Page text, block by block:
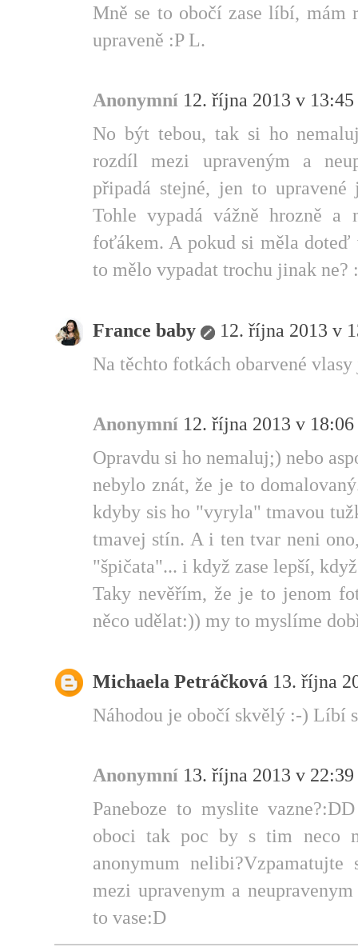
Mně se to obočí zase líbí, mám
upraveně :P L.
Anonymní 12. října 2013 v 13:45
No být tebou, tak si ho
rozdíl mezi upraveným a
připadá stejné, jen to
Tohle vypadá vážně hrozně
foťákem. A pokud si měla
to mělo vypadat trochu jinak ne?
France baby
12. října 2013 v
Na těchto fotkách obarvené
Anonymní 12. října 2013 v 18:06
Opravdu si ho nemaluj;) nebo
nebylo znát, že je to
kdyby sis ho "vyryla" tmavou
tmavej stín. A i ten tvar neni
"špičata"... i když zase lepší,
Taky nevěřím, že je to jenom
něco udělat:)) my to myslíme
Michaela Petráčková 13. října
Náhodou je obočí skvělý :-) Líbí
Anonymní 13. října 2013 v 22:39
Paneboze to myslite
oboci tak poc by s tim neco
anonymum
mezi upravenym a
to vase:D